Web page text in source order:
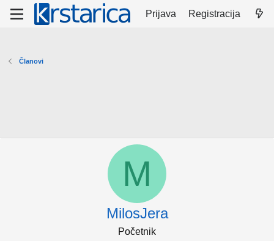
Prijava Registracija
Članovi
M
MilosJera
Početnik